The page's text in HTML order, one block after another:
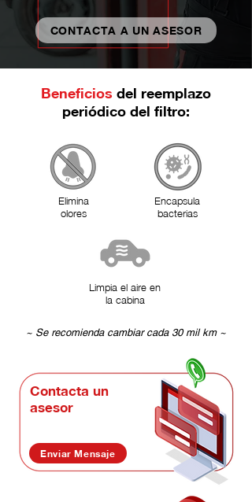
CONTACTA A UN ASESOR
Beneficios del reemplazo
periódico del filtro:
Elimina
olores
Encapsula
bacterias
Limpia el aire en
la cabina
~ Se recomienda cambiar cada 30 mil km ~
Contacta un
asesor
Enviar Mensaje